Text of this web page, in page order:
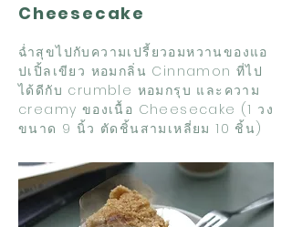
Cheesecake
ฉ่ำสุขไปกับความเปรี้ยวอมหวานของแอ
ปเปิ้ลเขียว หอมกลิ่น Cinnamon ที่ไป
ได้ดีกับ crumble หอมกรุบ และความ
creamy ของเนื้อ Cheesecake (1 วง
ขนาด 9 นิ้ว ตัดชิ้นสามเหลี่ยม 10 ชิ้น)